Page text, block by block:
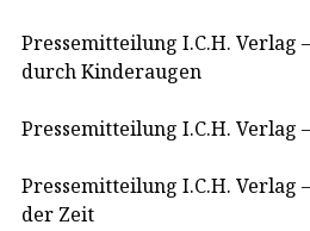
Pressemitteilung I.C.H. Verlag
durch Kinderaugen
Pressemitteilung I.C.H. Verlag
Pressemitteilung I.C.H. Verlag
der Zeit